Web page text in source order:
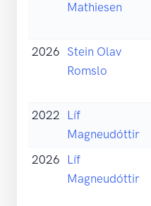
Mathiesen
2026 Stein Olav
Romslo
2022 Líf
Magneudóttir
2026 Líf
Magneudóttir